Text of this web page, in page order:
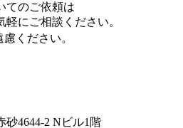
てのご依頼は
にご相談ください。
ください。
4644-2 Nビル1階